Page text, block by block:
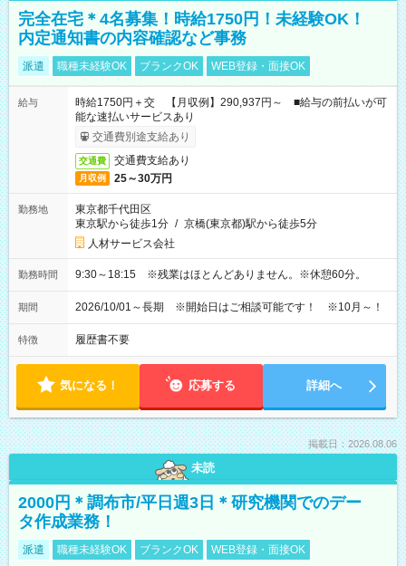
完全在宅＊4名募集！時給1750円！未経験OK！
内定通知書の内容確認など事務
派遣 職種未経験OK ブランクOK WEB登録・面接OK
給与
時給1750円＋交 【月収例】290,937円～ ■給与の前払いが可
能な速払いサービスあり
交通費別途支給あり
交通費 交通費支給あり
月収例 25～30万円
勤務地
東京都千代田区
東京駅から徒歩1分 / 京橋(東京都)駅から徒歩5分
人材サービス会社
勤務時間 9:30～18:15 ※残業はほとんどありません。※休憩60分。
期間 2026/10/01～長期 ※開始日はご相談可能です！ ※10月～！
特徴 履歴書不要
気になる！ 応募する 詳細へ
掲載日：2026.08.06
未読
2000円＊調布市/平日週3日＊研究機関でのデー
タ作成業務！
派遣 職種未経験OK ブランクOK WEB登録・面接OK